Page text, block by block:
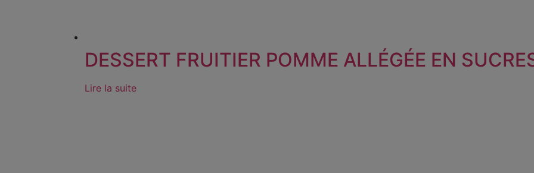
DESSERT FRUITIER POMME ALLÉGÉE EN
Lire la suite